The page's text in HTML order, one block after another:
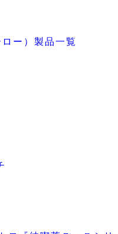
ー）製品一覧